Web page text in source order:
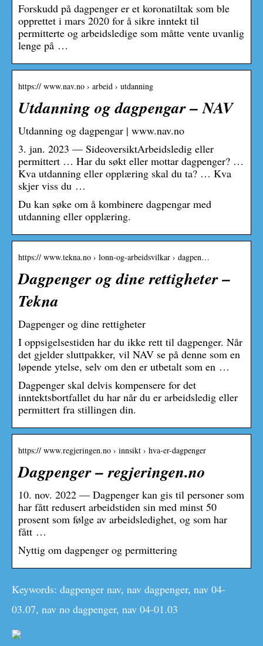
Forskudd på dagpenger er et koronatiltak som ble
opprettet i mars 2020 for å sikre inntekt til
permitterte og arbeidsledige som måtte vente uvanlig
lenge på …
https:// www.nav.no › arbeid › utdanning
Utdanning og dagpengar – NAV
Utdanning og dagpengar | www.nav.no
3. jan. 2023 — SideoversiktArbeidsledig eller
permittert … Har du søkt eller mottar dagpenger? …
Kva utdanning eller opplæring skal du ta? … Kva
skjer viss du …
Du kan søke om å kombinere dagpengar med
utdanning eller opplæring.
https:// www.tekna.no › lonn-og-arbeidsvilkar › dagpen…
Dagpenger og dine rettigheter –
Tekna
Dagpenger og dine rettigheter
I oppsigelsestiden har du ikke rett til dagpenger. Når
det gjelder sluttpakker, vil NAV se på denne som en
løpende ytelse, selv om den er utbetalt som en …
Dagpenger skal delvis kompensere for det
inntektsbortfallet du har når du er arbeidsledig eller
permittert fra stillingen din.
https:// www.regjeringen.no › innsikt › hva-er-dagpenger
Dagpenger – regjeringen.no
10. nov. 2022 — Dagpenger kan gis til personer som
har fått redusert arbeidstiden sin med minst 50
prosent som følge av arbeidsledighet, og som har
fått …
Nyttig om dagpenger og permittering
Keywords: dagpenger nav, nav dagpenger, nav 04-
03.07, nav no dagpenger, nav 04-01.03